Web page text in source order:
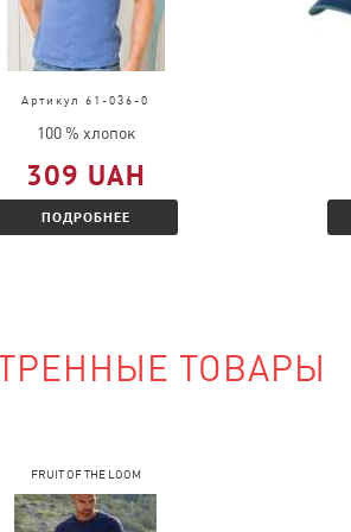
Артикул 61-036-0
100 % хлопок
309 UAH
ПОДРОБНЕЕ
ТОВАРЫ
FRUIT OF THE LOOM